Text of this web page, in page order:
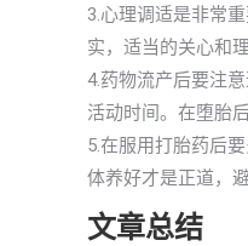
3.心理调适是非常
实，适当的关心和
4.药物流产后要注
活动时间。在堕胎
5.在服用打胎药后
体养好才是正道，
文章总结